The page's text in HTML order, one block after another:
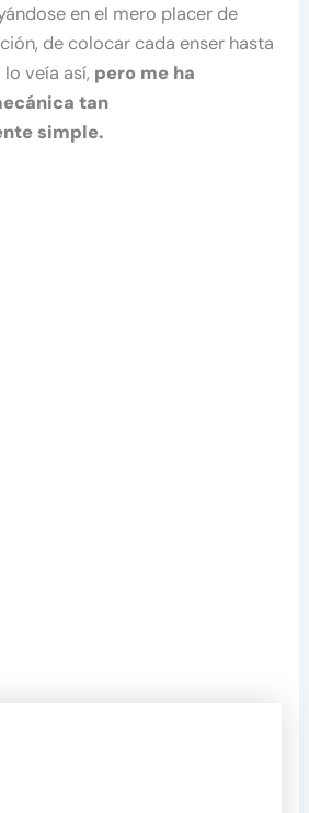
en el mero placer de
de colocar cada enser hasta
veía así, pero me ha
tan
simple.